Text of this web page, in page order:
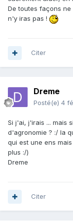
De toutes façons ne
n'y iras pas !
Citer
Dreme
Posté(e) 4
Si j'ai, j'irais ... mais
d'agronomie ? :/ la
qui est une ens
plus :/)
Dreme
Citer